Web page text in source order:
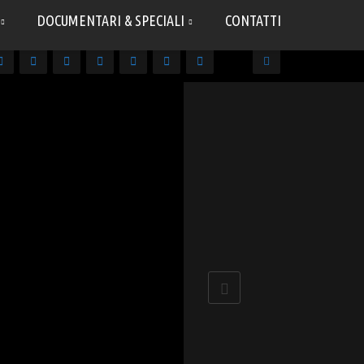
DOCUMENTARI & SPECIALI CONTATTI